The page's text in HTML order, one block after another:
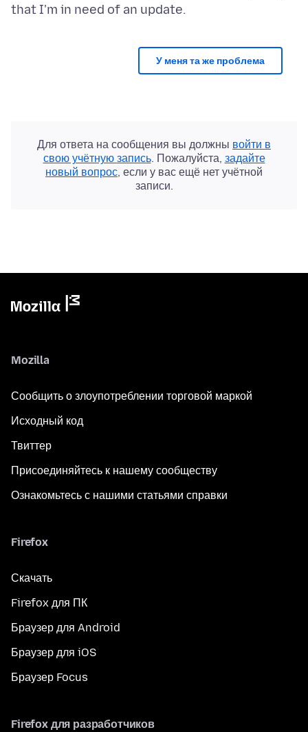
У меня та же проблема
Для ответа на сообщения вы должны войти в
свою учётную запись. Пожалуйста, задайте
новый вопрос, если у вас ещё нет учётной
записи.
Mozilla
Сообщить о злоупотреблении торговой маркой
Исходный код
Твиттер
Присоединяйтесь к нашему сообществу
Ознакомьтесь с нашими статьями справки
Firefox
Скачать
Firefox для ПК
Браузер для Android
Браузер для iOS
Браузер Focus
Firefox для разработчиков